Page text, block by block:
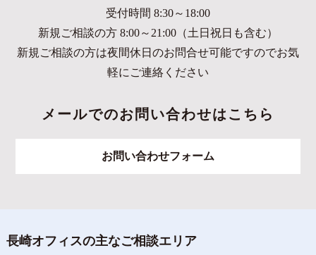
受付時間 8:30～18:00
新規ご相談の方 8:00～21:00（土日祝日も含む）
新規ご相談の方は夜間休日のお問合せ可能ですのでお気
軽にご連絡ください
メールでのお問い合わせはこちら
お問い合わせフォーム
長崎オフィスの主なご相談エリア